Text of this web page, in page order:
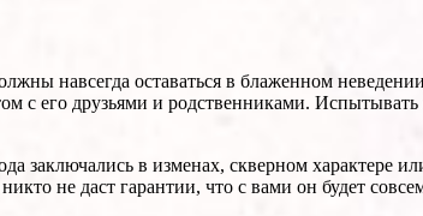
навсегда оставаться в блаженном
с его друзьями и родственниками.
заключались в изменах, скверном характере
не даст гарантии, что с вами он будет